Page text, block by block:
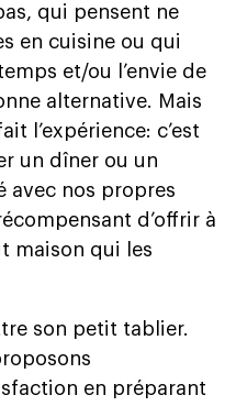
qui pensent ne
en cuisine ou qui
et/ou l’envie de
alternative. Mais
l’expérience: c’est
un dîner ou un
avec nos propres
d’offrir à
maison qui les
son petit tablier.
en préparant